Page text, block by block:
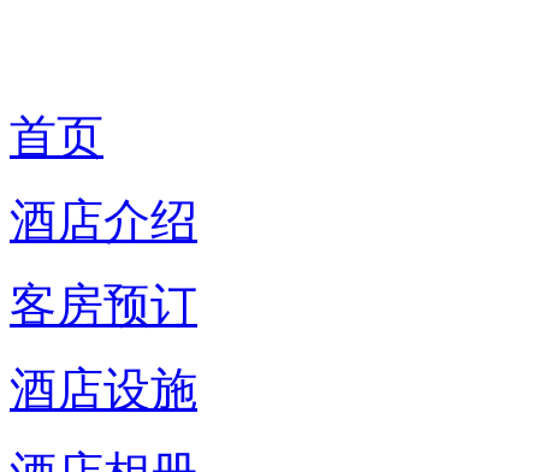
首页
酒店介绍
客房预订
酒店设施